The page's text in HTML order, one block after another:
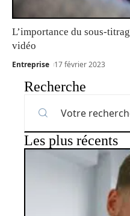
L’importance du sous-
vidéo
Entreprise 17 février 2023
Recherche
Les plus récents